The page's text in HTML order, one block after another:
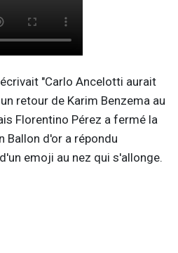
"Carlo Ancelotti aurait
retour de Karim Benzema au
Florentino Pérez a fermé la
Ballon d'or a répondu
emoji au nez qui s'allonge.